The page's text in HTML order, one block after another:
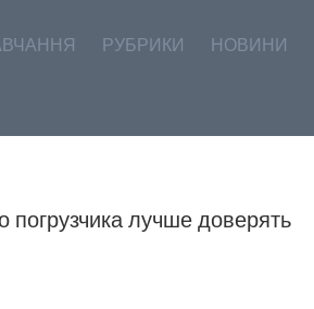
РУБРИКИ НОВИНИ
погрузчика лучше доверять